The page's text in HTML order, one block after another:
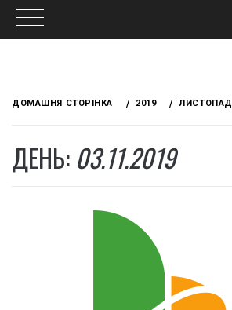
ДОМАШНЯ СТОРІНКА 2019 ЛИСТОПАД
ДЕНЬ: 03.11.2019